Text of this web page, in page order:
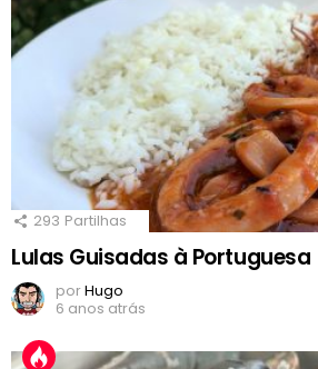
293 Partilhas
Lulas Guisadas à Portuguesa
porHugo
6 anos atrás